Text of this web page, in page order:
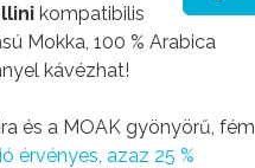
kompatibilis
Mokka, 100 % Arabica
kávézhat!
és a MOAK gyönyörű, fém
érvényes, azaz 25 %